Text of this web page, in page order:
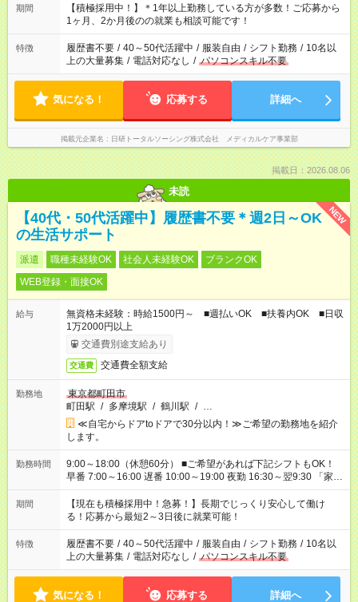
「できれば残業はしたくない」 など、ご希望を教えてください
ね。 ※Wワーク希望の方へ 今ご覧のお仕事で希望する勤務時間
と、もう1つのお仕事の勤務時間が 合計で週40時間を超える場
合は応募できません。
期間
【積極採用中！】＊1年以上勤務している方が多数！ご応募から
1ヶ月、2か月後のの就業も相談可能です！
特徴 履歴書不要 / 40～50代活躍中 / 服装自由 / シフト勤務 / 10名以
上の大量募集 / 電話対応なし / パソコンスキル不要
気になる！ 応募する 詳細へ
掲載元企業名 日研トータルソーシング株式会社 メディカルケア事業部
掲載日：2026.08.06
未読
NEW
【40代・50代活躍中】履歴書不要＊週2日～OK
の生活サポート
派遣 職種未経験OK 社会人未経験OK
ブランクOK
WEB登録・面接OK
給与
無資格未経験：時給1500円～ ■週払いOK ■扶養内OK ■日収
1万2000円以上
交通費別途支給あり
交通費 交通費全額支給
勤務地
東京都町田市
町田駅 / 多摩境駅 / 鶴川駅 / …
≪自宅からドアtoドアで30分以内！≫ご希望の勤務地を紹介
します。
勤務時間
9:00～18:00（休憩60分） ■ご希望があれば下記シフトもOK！
早番 7:00～16:00 遅番 10:00～19:00 夜勤 16:30～翌9:30 「家族
と休みを合わせたい」 「余裕を持って夕飯の準備がしたい」
「できれば残業はしたくない」 など、ご希望を教えてください
ね。 ※Wワーク希望の方へ 今ご覧のお仕事で希望する勤務時間
と、もう1つのお仕事の勤務時間が 合計で週40時間を超える場
合は応募できません。
期間
【現在も積極採用中！急募！】長期でじっくり安心して働け
る！応募から最短2～3日後に就業可能！
特徴 履歴書不要 / 40～50代活躍中 / 服装自由 / シフト勤務 / 10名以
上の大量募集 / 電話対応なし / パソコンスキル不要
気になる！ 応募する 詳細へ